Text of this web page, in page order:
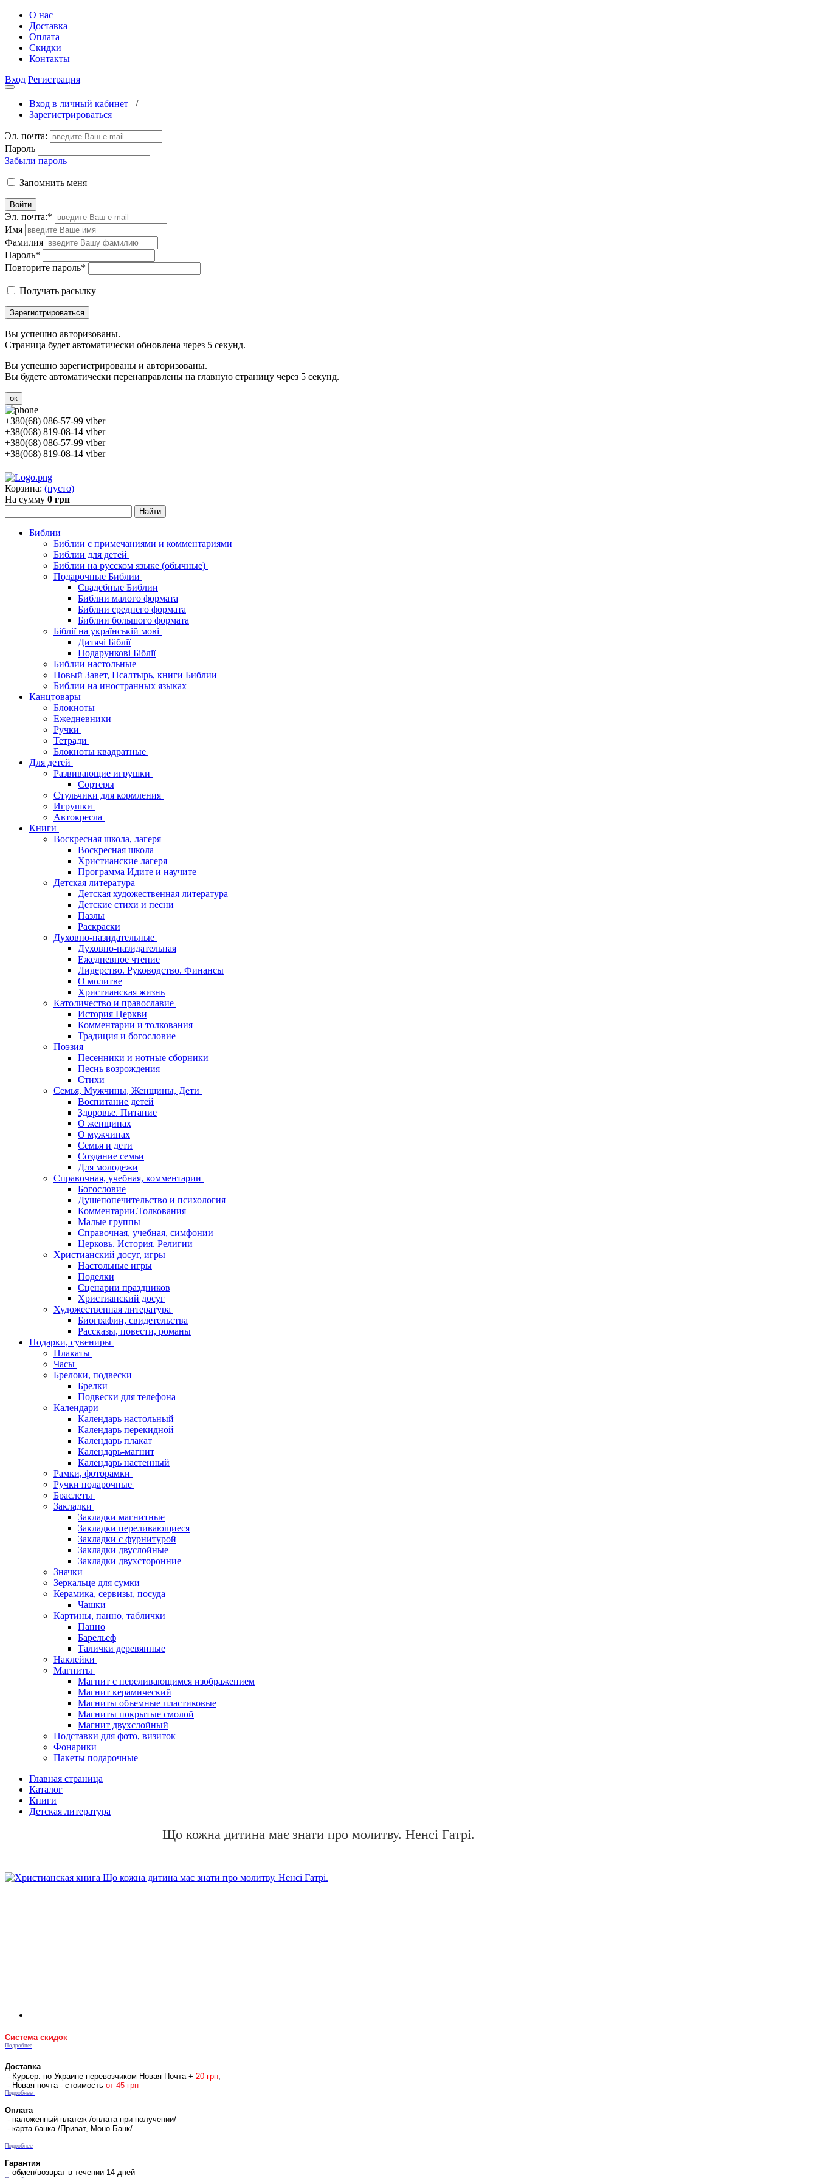
О нас
Доставка
Оплата
Скидки
Контакты
Вход Регистрация
Вход в личный кабинет
/
Зарегистрироваться
Эл. почта:
Пароль
Забыли пароль
Запомнить меня
Войти
Эл. почта:*
Имя
Фамилия
Пароль*
Повторите пароль*
Получать расылку
Зарегистрироваться
Вы успешно авторизованы.
Страница будет автоматически обновлена через 5 секунд.
Вы успешно зарегистрированы и авторизованы.
Вы будете автоматически перенаправлены на главную страницу через 5 секунд.
ок
+380(68) 086-57-99 viber
+38(068) 819-08-14 viber
+380(68) 086-57-99 viber
+38(068) 819-08-14 viber
Корзина: (пусто)
На сумму 0 грн
Библии
Библии с примечаниями и комментариями
Библии для детей
Библии на русском языке (обычные)
Подарочные Библии
Свадебные Библии
Библии малого формата
Библии среднего формата
Библии большого формата
Біблії на українській мові
Дитячі Біблії
Подарункові Біблії
Библии настольные
Новый Завет, Псалтырь, книги Библии
Библии на иностранных языках
Канцтовары
Блокноты
Ежедневники
Ручки
Тетради
Блокноты квадратные
Для детей
Развивающие игрушки
Сортеры
Стульчики для кормления
Игрушки
Автокресла
Книги
Воскресная школа, лагеря
Воскресная школа
Христианские лагеря
Программа Идите и научите
Детская литература
Детская художественная литература
Детские стихи и песни
Пазлы
Раскраски
Духовно-назидательные
Духовно-назидательная
Ежедневное чтение
Лидерство. Руководство. Финансы
О молитве
Христианская жизнь
Католичество и православие
История Церкви
Комментарии и толкования
Традиция и богословие
Поэзия
Песенники и нотные сборники
Песнь возрождения
Стихи
Семья, Мужчины, Женщины, Дети
Воспитание детей
Здоровье. Питание
О женщинах
О мужчинах
Семья и дети
Создание семьи
Для молодежи
Справочная, учебная, комментарии
Богословие
Душепопечительство и психология
Комментарии.Толкования
Малые группы
Справочная, учебная, симфонии
Церковь. История. Религии
Христианский досуг, игры
Настольные игры
Поделки
Сценарии праздников
Христианский досуг
Художественная литература
Биографии, свидетельства
Рассказы, повести, романы
Подарки, сувениры
Плакаты
Часы
Брелоки, подвески
Брелки
Подвески для телефона
Календари
Календарь настольный
Календарь перекидной
Календарь плакат
Календарь-магнит
Календарь настенный
Рамки, фоторамки
Ручки подарочные
Браслеты
Закладки
Закладки магнитные
Закладки переливающиеся
Закладки с фурнитурой
Закладки двуслойные
Закладки двухсторонние
Значки
Зеркальце для сумки
Керамика, сервизы, посуда
Чашки
Картины, панно, таблички
Панно
Барельеф
Талички деревянные
Наклейки
Магниты
Магнит с переливающимся изображением
Магнит керамический
Магниты объемные пластиковые
Магниты покрытые смолой
Магнит двухслойный
Подставки для фото, визиток
Фонарики
Пакеты подарочные
Главная страница
Каталог
Книги
Детская литература
Що кожна дитина має знати про молитву. Ненсі Гатрі.
Система скидок
Подробнее
Доставка
- Курьер: по Украине перевозчиком Новая Почта + 20 грн;
- Новая почта - стоимость от 45 грн
Подробнее
Оплата
- наложенный платеж /оплата при получении/
- карта банка /Приват, Моно Банк/
Подробнее
Гарантия
- обмен/возврат в течении 14 дней